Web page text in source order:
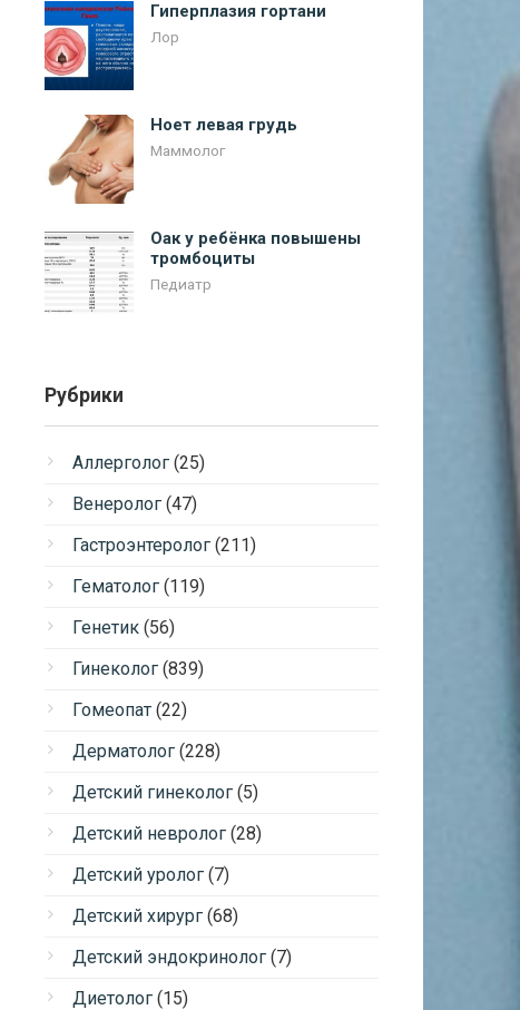
Гиперплазия гортани
Лор
Ноет левая грудь
Маммолог
Оак у ребёнка повышены
тромбоциты
Педиатр
Рубрики
Аллерголог (25)
Венеролог (47)
Гастроэнтеролог (211)
Гематолог (119)
Генетик (56)
Гинеколог (839)
Гомеопат (22)
Дерматолог (228)
Детский гинеколог (5)
Детский невролог (28)
Детский уролог (7)
Детский хирург (68)
Детский эндокринолог (7)
Диетолог (15)